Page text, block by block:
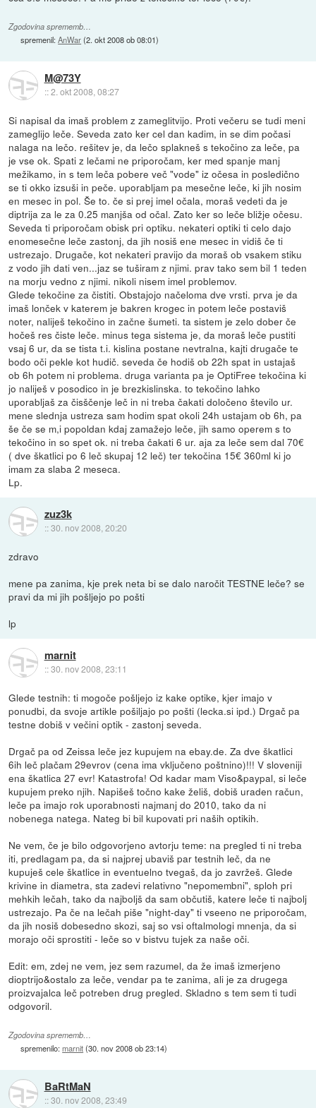
Zgodovina sprememb…
spremenil:AnWar(2. okt 2008 ob 08:01)
M@73Y
::2. okt 2008, 08:27
Si napisal da imaš problem z zameglitvijo. Proti večeru se tudi meni
zameglijo leče. Seveda zato ker cel dan kadim, in se dim počasi
nalaga na lečo. rešitev je, da lečo splakneš s tekočino za leče, pa
je vse ok. Spati z lečami ne priporočam, ker med spanje manj
mežikamo, in s tem leča pobere več "vode" iz očesa in posledično
se ti okko izsuši in peče. uporabljam pa mesečne leče, ki jih nosim
en mesec in pol. Še to. če si prej imel očala, moraš vedeti da je
diptrija za le za 0.25 manjša od očal. Zato ker so leče bližje očesu.
Seveda ti priporočam obisk pri optiku. nekateri optiki ti celo dajo
enomesečne leče zastonj, da jih nosiš ene mesec in vidiš če ti
ustrezajo. Drugače, kot nekateri pravijo da moraš ob vsakem stiku
z vodo jih dati ven...jaz se tuširam z njimi. prav tako sem bil 1 teden
na morju vedno z njimi. nikoli nisem imel problemov.
Glede tekočine za čistiti. Obstajojo načeloma dve vrsti. prva je da
imaš lonček v katerem je bakren krogec in potem leče postaviš
noter, naliješ tekočino in začne šumeti. ta sistem je zelo dober če
hočeš res čiste leče. minus tega sistema je, da moraš leče pustiti
vsaj 6 ur, da se tista t.i. kislina postane nevtralna, kajti drugače te
bodo oči pekle kot hudič. seveda če hodiš ob 22h spat in ustajaš
ob 6h potem ni problema. druga varianta pa je OptiFree tekočina ki
jo naliješ v posodico in je brezkislinska. to tekočino lahko
uporabljaš za čisščenje leč in ni treba čakati določeno število ur.
mene slednja ustreza sam hodim spat okoli 24h ustajam ob 6h, pa
še če se m,i popoldan kdaj zamažejo leče, jih samo operem s to
tekočino in so spet ok. ni treba čakati 6 ur. aja za leče sem dal 70€
( dve škatlici po 6 leč skupaj 12 leč) ter tekočina 15€ 360ml ki jo
imam za slaba 2 meseca.
Lp.
zuz3k
::30. nov 2008, 20:20
zdravo
mene pa zanima, kje prek neta bi se dalo naročit TESTNE leče? se
pravi da mi jih pošljejo po pošti
lp
marnit
::30. nov 2008, 23:11
Glede testnih: ti mogoče pošljejo iz kake optike, kjer imajo v
ponudbi, da svoje artikle pošiljajo po pošti (lecka.si ipd.) Drgač pa
testne dobiš v večini optik - zastonj seveda.
Drgač pa od Zeissa leče jez kupujem na ebay.de. Za dve škatlici
6ih leč plačam 29evrov (cena ima vključeno poštnino)!!! V sloveniji
ena škatlica 27 evr! Katastrofa! Od kadar mam Viso&paypal, si leče
kupujem preko njih. Napišeš točno kake želiš, dobiš uraden račun,
leče pa imajo rok uporabnosti najmanj do 2010, tako da ni
nobenega natega. Nateg bi bil kupovati pri naših optikih.
Ne vem, če je bilo odgovorjeno avtorju teme: na pregled ti ni treba
iti, predlagam pa, da si najprej ubaviš par testnih leč, da ne
kupuješ cele škatlice in eventuelno tvegaš, da jo zavržeš. Glede
krivine in diametra, sta zadevi relativno "nepomembni", sploh pri
mehkih lečah, tako da najboljš da sam občutiš, katere leče ti najbolj
ustrezajo. Pa če na lečah piše "night-day" ti vseeno ne priporočam,
da jih nosiš dobesedno skozi, saj so vsi oftalmologi mnenja, da si
morajo oči sprostiti - leče so v bistvu tujek za naše oči.
Edit: em, zdej ne vem, jez sem razumel, da že imaš izmerjeno
dioptrijo&ostalo za leče, vendar pa te zanima, ali je za drugega
proizvajalca leč potreben drug pregled. Skladno s tem sem ti tudi
odgovoril.
Zgodovina sprememb…
spremenilo:marnit(30. nov 2008 ob 23:14)
BaRtMaN
::30. nov 2008, 23:49